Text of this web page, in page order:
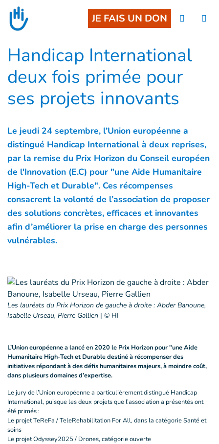
Goto main content
JE FAIS UN DON
Handicap International
deux fois primée pour
ses projets innovants
Le jeudi 24 septembre, l’Union européenne a
distingué Handicap International à deux reprises,
par la remise du Prix Horizon du Conseil européen
de l'Innovation (E.C) pour "une Aide Humanitaire
High-Tech et Durable". Ces récompenses
consacrent la volonté de l’association de proposer
des solutions concrètes, efficaces et innovantes
afin d’améliorer la prise en charge des personnes
vulnérables.
Les lauréats du Prix Horizon de gauche à droite : Abder Banoune,
Isabelle Urseau, Pierre Gallien | © HI
L’Union européenne a lancé en 2020 le Prix Horizon pour "une Aide
Humanitaire High-Tech et Durable destiné à récompenser des
initiatives répondant à des défis humanitaires majeurs, à moindre coût,
dans plusieurs domaines d’expertise.
Le jury de l’Union européenne a particulièrement distingué Handicap
International, puisque les deux projets que l’association a présentés ont
été primés :
Le projet TeReFa / TeleRehabilitation For All, dans la catégorie Santé et
soins
Le projet Odyssey2025 / Drones, catégorie ouverte